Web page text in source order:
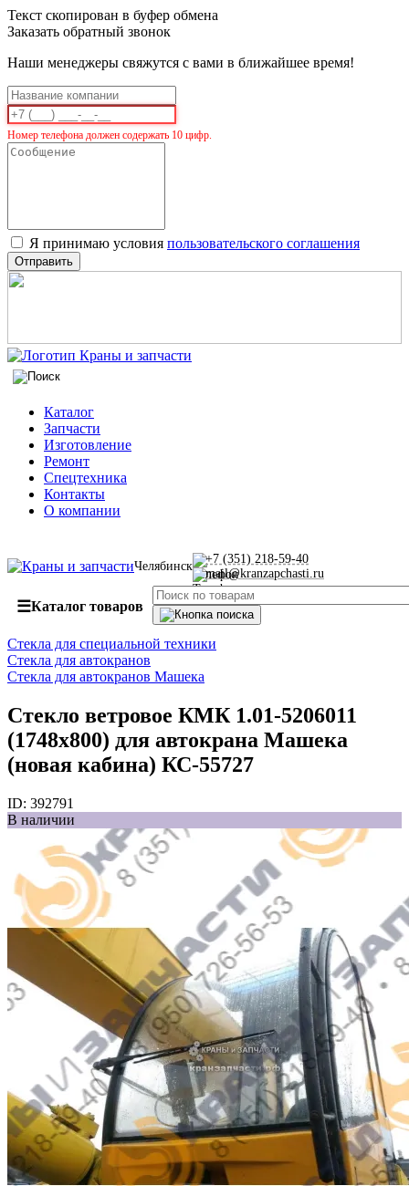
Текст скопирован в буфер обмена
Заказать обратный звонок
Наши менеджеры свяжутся с вами в ближайшее время!
Номер телефона должен содержать 10 цифр.
Я принимаю условия пользовательского соглашения
Отправить
Каталог
Запчасти
Изготовление
Ремонт
Спецтехника
Контакты
О компании
Челябинск
+7 (351) 218-59-40
mail@kranzapchasti.ru
☰Каталог товаров
Стекла для специальной техники
Стекла для автокранов
Стекла для автокранов Машека
Стекло ветровое КМК 1.01-5206011
(1748х800) для автокрана Машека
(новая кабина) КС-55727
ID: 392791
В наличии